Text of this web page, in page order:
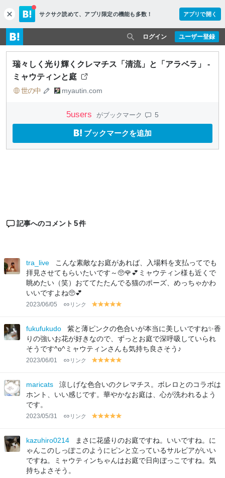
c
l
o
s
e
サクサク読めて、 アプリ限定の機能も多数！ アプリで開く
ユーザー登録
ログイン
瑞々しく光り輝くクレマチス「清流」と「アラベラ」 -
ミャウティンと庭
世の中 myautin.com
5users がブックマーク 5
ブックマークを追加
記事へのコメント 5件
tra_live
こんな素敵なお庭があれば、入場料を支払ってでも
拝見させてもらいたいです～🥺🌹💕ミャウティン様も近くで
眺めたい（笑）おててたたんでる猫のポーズ、めっちゃかわ
いいですよね🥺💕
2023/06/05 リンク
y
lo
w
y
lo
w
y
lo
w
y
lo
w
lo
w
fukufukudo
紫と薄ピンクの色合いが本当に美しいですね✨香
りの強いお花が好きなので、ずっとお庭で深呼吸していられ
そうです^o^ミャウティンさんも気持ち良さそう♪
2023/06/01 リンク
y
lo
w
y
lo
y
lo
w
y
lo
w
lo
w
maricats
涼しげな色合いのクレマチス。ボレロとのコラボは
ホント、いい感じです。華やかなお庭は、心が洗われるよう
です。
2023/05/31 リンク
y
lo
w
y
lo
w
y
lo
w
y
lo
w
lo
w
kazuhiro0214
まさに花盛りのお庭ですね。いいですね。に
ゃんこのしっぽこのようにピンと立っているサルビアがいい
ですね。ミャウティンちゃんはお庭で日向ぼっこですね。気
持ちよさそう。